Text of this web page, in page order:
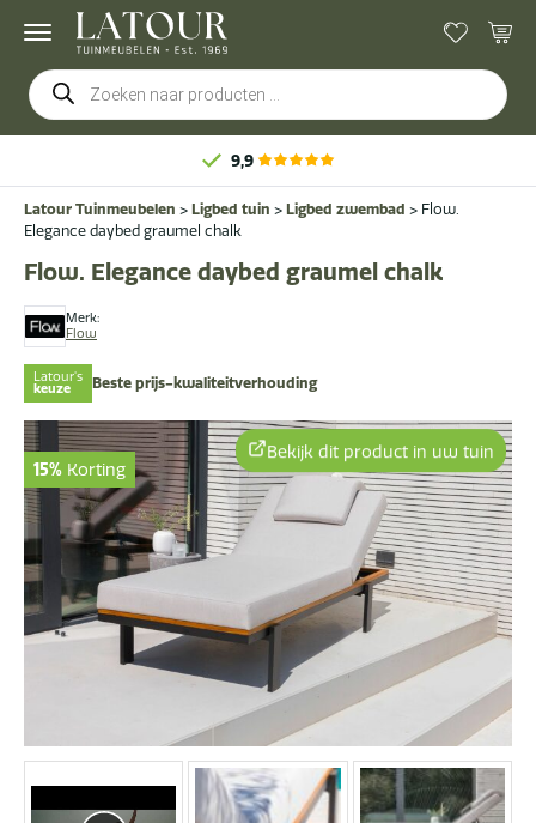
Producten
zoeken
Latour Tuinmeubelen > Ligbed tuin > Ligbed zwembad > Flow.
Elegance daybed graumel chalk
Merk:
Flow
Flow. Elegance daybed graumel chalk
Latour's
keuze Beste prijs-kwaliteitverhouding
15% Korting
Bekijk dit product in uw tuin